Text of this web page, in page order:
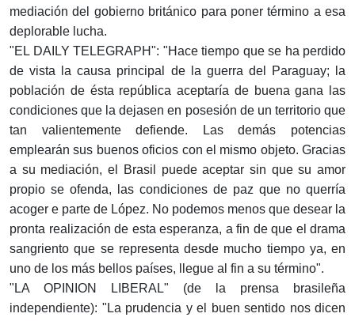
mediación del gobierno británico para poner término a esa
deplorable lucha.
"EL DAILY TELEGRAPH": "Hace tiempo que se ha perdido
de vista la causa principal de la guerra del Paraguay; la
población de ésta república aceptaría de buena gana las
condiciones que la dejasen en posesión de un territorio que
tan valientemente defiende. Las demás potencias
emplearán sus buenos oficios con el mismo objeto. Gracias
a su mediación, el Brasil puede aceptar sin que su amor
propio se ofenda, las condiciones de paz que no querría
acoger e parte de López. No podemos menos que desear la
pronta realización de esta esperanza, a fin de que el drama
sangriento que se representa desde mucho tiempo ya, en
uno de los más bellos países, llegue al fin a su término".
"LA OPINION LIBERAL" (de la prensa brasileña
independiente): "La prudencia y el buen sentido nos dicen